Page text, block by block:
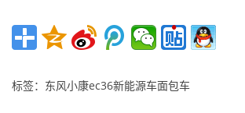
标签：东风小康ec36新能源车面包车